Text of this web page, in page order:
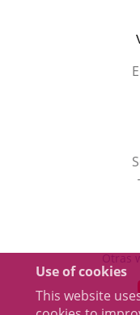
Use of cookies
This website
Otras